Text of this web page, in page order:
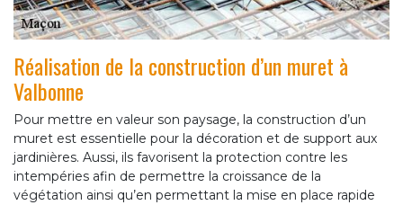
Réalisation de la construction d’un muret à
Valbonne
Pour mettre en valeur son paysage, la construction d’un
muret est essentielle pour la décoration et de support aux
jardinières. Aussi, ils favorisent la protection contre les
intempéries afin de permettre la croissance de la
végétation ainsi qu’en permettant la mise en place rapide